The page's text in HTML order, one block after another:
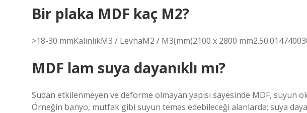
Bir plaka MDF kaç M2?
>18-30 mmKalınlıkM3 / LevhaM2 / M3(mm)2100 x 2800
MDF lam suya dayanıklı mı?
Sudan etkilenmeyen ve deforme olmayan yapısı sayesinde MDF, suyun
Örneğin banyo, mutfak gibi suyun temas edebileceği alanlarda; suya